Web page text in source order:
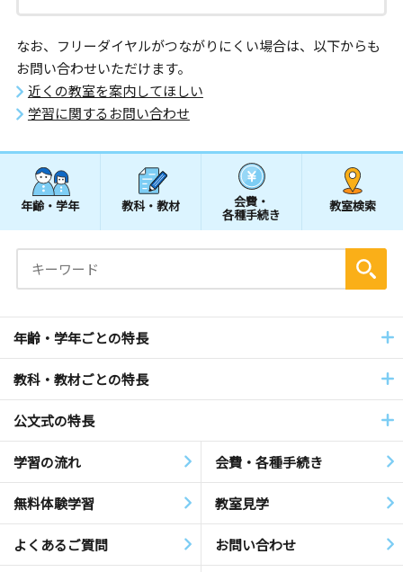
なお、フリーダイヤルがつながりにくい場合は、以下からも
お問い合わせいただけます。
近くの教室を案内してほしい
学習に関するお問い合わせ
年齢・学年 教科・教材 会費・
各種手続き
教室検索
年齢・学年ごとの特長
教科・教材ごとの特長
公文式の特長
学習の流れ 会費・各種手続き
無料体験学習 教室見学
よくあるご質問 お問い合わせ